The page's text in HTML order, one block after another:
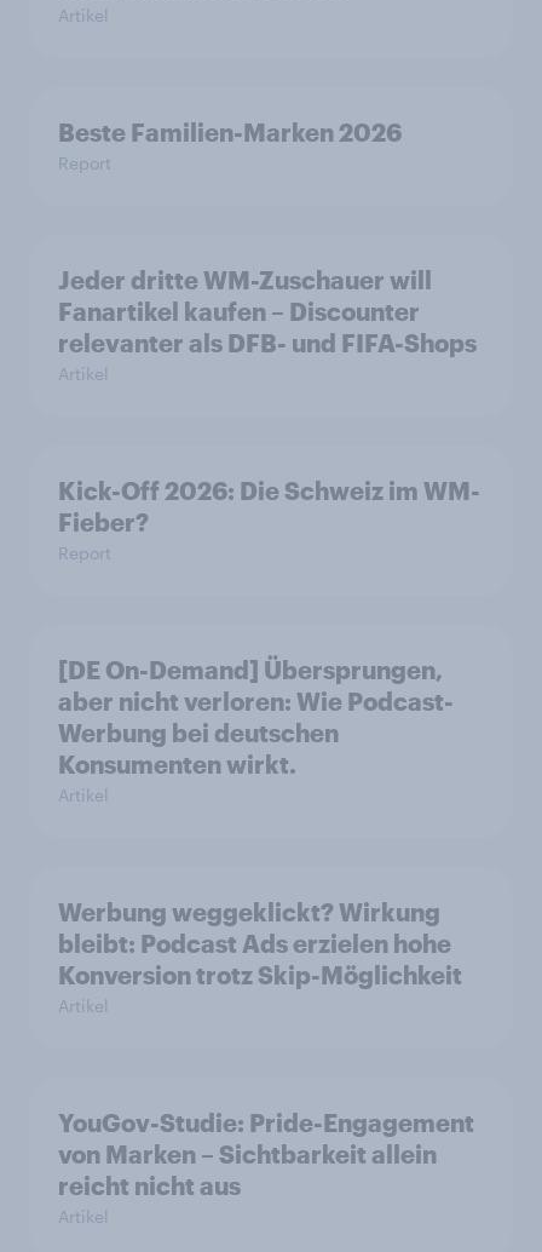
Artikel
Beste Familien-Marken 2026
Report
Jeder dritte WM-Zuschauer will
Fanartikel kaufen – Discounter
relevanter als DFB- und FIFA-Shops
Artikel
Kick-Off 2026: Die Schweiz im WM-
Fieber?​
Report
[DE On-Demand] Übersprungen,
aber nicht verloren: Wie Podcast-
Werbung bei deutschen
Konsumenten wirkt.
Artikel
Werbung weggeklickt? Wirkung
bleibt: Podcast Ads erzielen hohe
Konversion trotz Skip-Möglichkeit
Artikel
YouGov-Studie: Pride-Engagement
von Marken – Sichtbarkeit allein
reicht nicht aus
Artikel